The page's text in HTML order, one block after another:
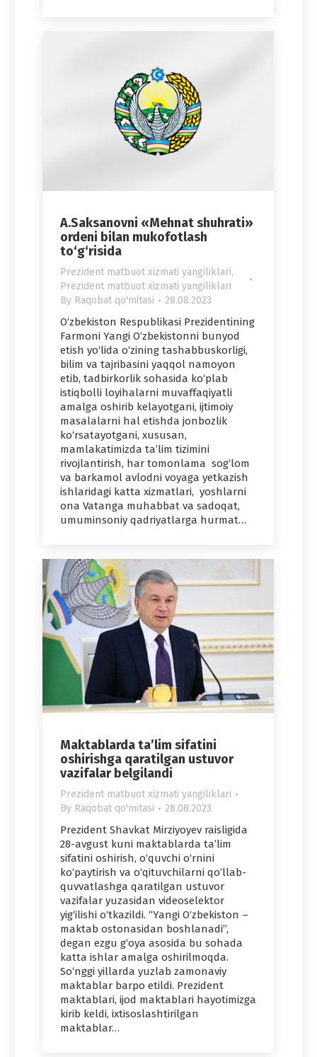
A.Saksanovni «Mehnat shuhrati»
ordeni bilan mukofotlash
to‘g‘risida
Prezident matbuot xizmati yangiliklari,
Prezident matbuot xizmati yangiliklari
By Raqobat qo'mitasi 28.08.2023
O‘zbekiston Respublikasi Prezidentining
Farmoni Yangi O‘zbekistonni bunyod
etish yo‘lida o‘zining tashabbuskorligi,
bilim va tajribasini yaqqol namoyon
etib, tadbirkorlik sohasida ko‘plab
istiqbolli loyihalarni muvaffaqiyatli
amalga oshirib kelayotgani, ijtimoiy
masalalarni hal etishda jonbozlik
ko‘rsatayotgani, xususan,
mamlakatimizda ta’lim tizimini
rivojlantirish, har tomonlama sog‘lom
va barkamol avlodni voyaga yetkazish
ishlaridagi katta xizmatlari, yoshlarni
ona Vatanga muhabbat va sadoqat,
umuminsoniy qadriyatlarga hurmat…
Maktablarda ta’lim sifatini
oshirishga qaratilgan ustuvor
vazifalar belgilandi
Prezident matbuot xizmati yangiliklari
By Raqobat qo'mitasi 28.08.2023
Prezident Shavkat Mirziyoyev raisligida
28-avgust kuni maktablarda ta’lim
sifatini oshirish, o‘quvchi o‘rnini
ko‘paytirish va o‘qituvchilarni qo‘llab-
quvvatlashga qaratilgan ustuvor
vazifalar yuzasidan videoselektor
yig‘ilishi o‘tkazildi. “Yangi O‘zbekiston –
maktab ostonasidan boshlanadi”,
degan ezgu g‘oya asosida bu sohada
katta ishlar amalga oshirilmoqda.
So‘nggi yillarda yuzlab zamonaviy
maktablar barpo etildi. Prezident
maktablari, ijod maktablari hayotimizga
kirib keldi, ixtisoslashtirilgan
maktablar…